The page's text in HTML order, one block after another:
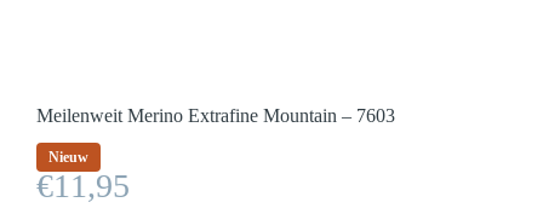
Meilenweit Merino Extrafine Mountain – 7603
Nieuw
€11,95